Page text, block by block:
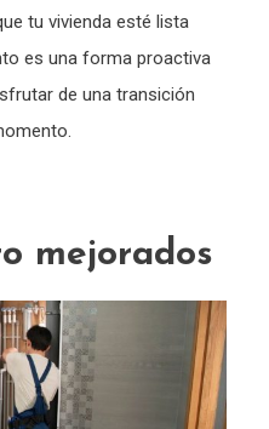
tu vivienda esté lista
es una forma proactiva
de una transición
mejorados